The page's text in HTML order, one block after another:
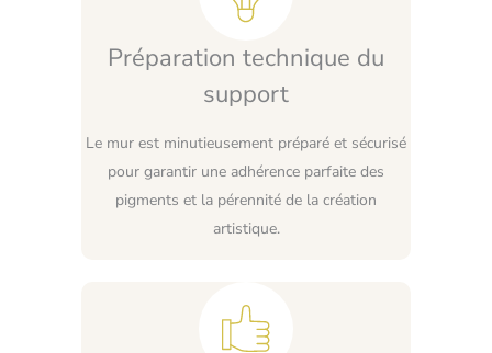
Préparation technique du
support
Le mur est minutieusement préparé et sécurisé
pour garantir une adhérence parfaite des
pigments et la pérennité de la création
artistique.